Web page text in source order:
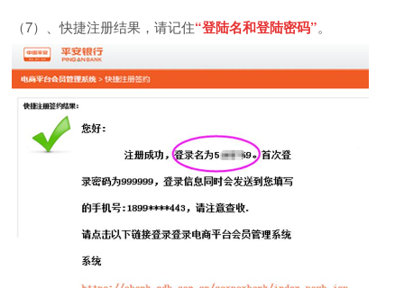
（7）、快捷注册结果，请记住“登陆名和登陆密码”。